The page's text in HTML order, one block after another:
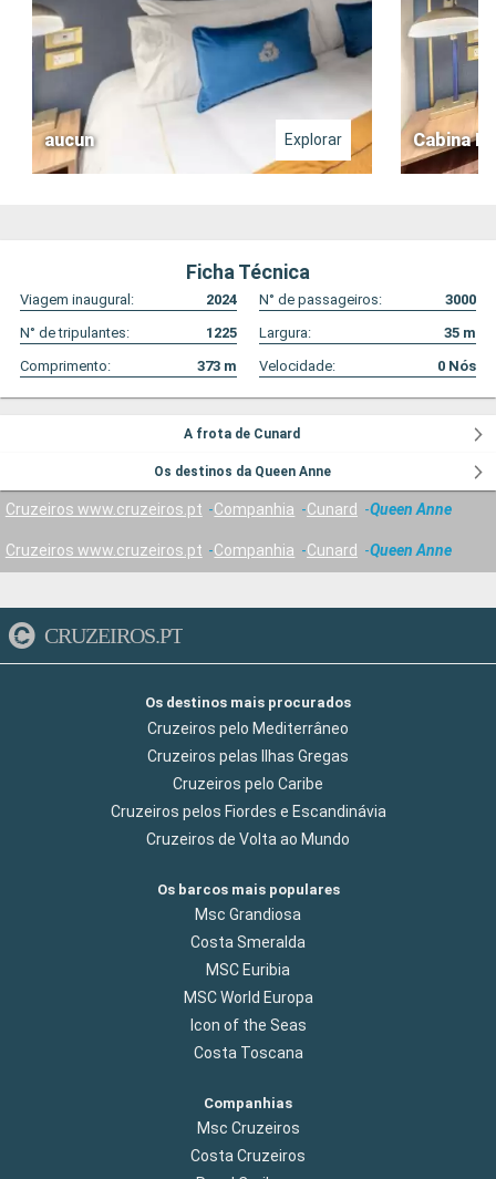
aucun Explorar Cabina
Ficha Técnica
Viagem inaugural: 2024 N° de passageiros:
3000
N° de tripulantes:
1225 Largura: 35 m
Comprimento:
373 m Velocidade: 0 Nós
A frota de Cunard
Os destinos da Queen Anne
Cruzeiros www.cruzeiros.pt Companhia Cunard Queen Anne
Cruzeiros www.cruzeiros.pt Companhia Cunard Queen Anne
CRUZEIROS.PT
Os destinos mais procurados
Cruzeiros pelo Mediterrâneo
Cruzeiros pelas Ilhas Gregas
Cruzeiros pelo Caribe
Cruzeiros pelos Fiordes e Escandinávia
Cruzeiros de Volta ao Mundo
Os barcos mais populares
Msc Grandiosa
Costa Smeralda
MSC Euribia
MSC World Europa
Icon of the Seas
Costa Toscana
Companhias
Msc Cruzeiros
Costa Cruzeiros